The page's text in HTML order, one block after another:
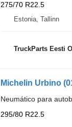
275/70 R22.5
Estonia, Tallinn
TruckParts Eesti
Michelin Urbino
Neumático para
295/80 R22.5